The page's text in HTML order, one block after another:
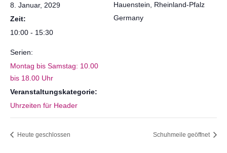
8. Januar, 2029
Zeit:
10:00 - 15:30
Serien:
Montag bis Samstag: 10.00
bis 18.00 Uhr
Veranstaltungskategorie:
Uhrzeiten für Header
Hauenstein
Rheinland-Pfalz
Germany
Heute geschlossen Schuhmeile geöffnet